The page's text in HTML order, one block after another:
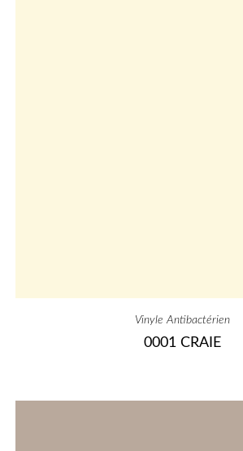
Vinyle Antibactérien
0001 CRAIE